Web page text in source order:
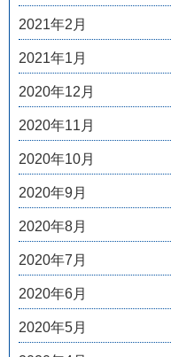
2021年2月
2021年1月
2020年12月
2020年11月
2020年10月
2020年9月
2020年8月
2020年7月
2020年6月
2020年5月